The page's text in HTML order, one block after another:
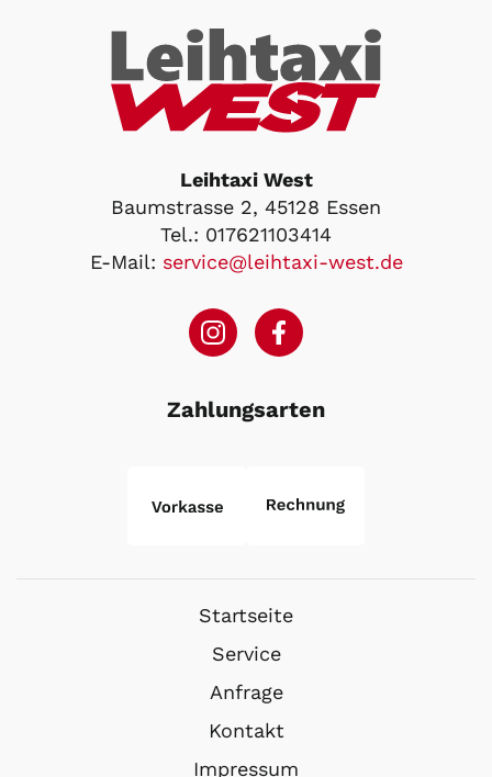
Leihtaxi West
Baumstrasse 2, 45128 Essen
Tel.: 017621103414
E-Mail: service@leihtaxi-west.de
Zahlungsarten
Startseite
Service
Anfrage
Kontakt
Impressum